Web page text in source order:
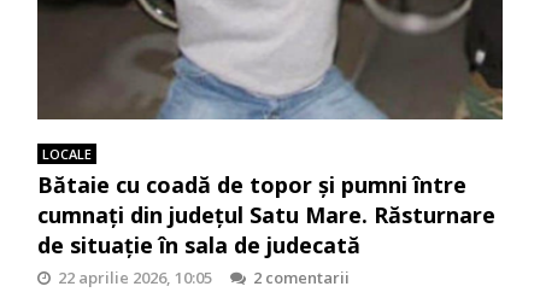
LOCALE
Bătaie cu coadă de topor și pumni între
cumnați din județul Satu Mare. Răsturnare
de situație în sala de judecată
22 aprilie 2026, 10:05
2 comentarii